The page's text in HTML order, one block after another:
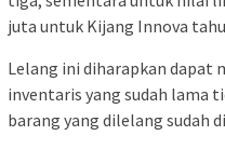
juta untuk Kijang Innova
Lelang ini diharapkan dapat
inventaris yang sudah lama
barang yang dilelang sudah